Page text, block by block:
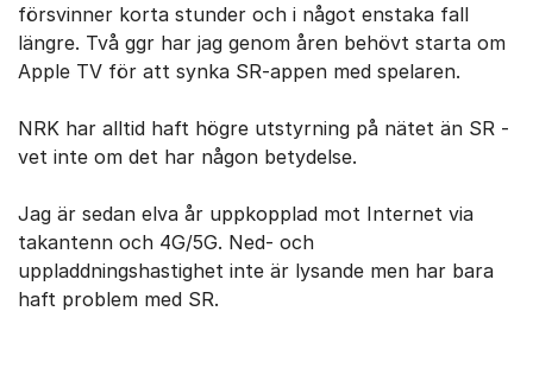
försvinner korta stunder och i något enstaka fall
längre. Två ggr har jag genom åren behövt starta om
Apple TV för att synka SR-appen med spelaren.
NRK har alltid haft högre utstyrning på nätet än SR -
vet inte om det har någon betydelse.
Jag är sedan elva år uppkopplad mot Internet via
takantenn och 4G/5G. Ned- och
uppladdningshastighet inte är lysande men har bara
haft problem med SR.